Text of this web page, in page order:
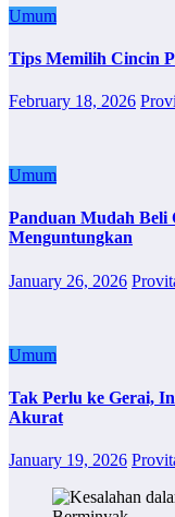
Umum
Tips Memilih Cincin
February 18, 2026
Umum
Panduan Mudah Beli
Menguntungkan
January 26, 2026
Umum
Tak Perlu ke Gerai,
Akurat
January 19, 2026